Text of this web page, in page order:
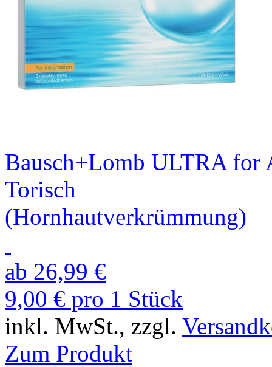
Bausch+Lomb ULTRA for
Torisch
(Hornhaut­verkrümmung)
ab 26,99 €
9,00 € pro 1 Stück
inkl. MwSt., zzgl.
Zum Produkt